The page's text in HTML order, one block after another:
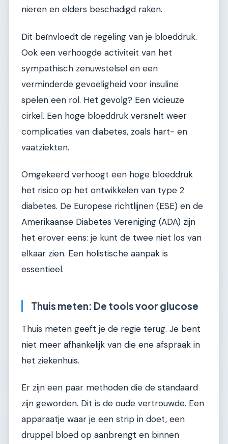
nieren en elders beschadigd raken.
Dit beïnvloedt de regeling van je bloeddruk.
Ook een verhoogde activiteit van het
sympathisch zenuwstelsel en een
verminderde gevoeligheid voor insuline
spelen een rol. Het gevolg? Een vicieuze
cirkel. Een hoge bloeddruk versnelt weer
complicaties van diabetes, zoals hart- en
vaatziekten.
Omgekeerd verhoogt een hoge bloeddruk
het risico op het ontwikkelen van type 2
diabetes. De Europese richtlijnen (ESE) en de
Amerikaanse Diabetes Vereniging (ADA) zijn
het erover eens: je kunt de twee niet los van
elkaar zien. Een holistische aanpak is
essentieel.
Thuis meten: De tools voor glucose
Thuis meten geeft je de regie terug. Je bent
niet meer afhankelijk van die ene afspraak in
het ziekenhuis.
Er zijn een paar methoden die de standaard
zijn geworden. Dit is de oude vertrouwde. Een
apparaatje waar je een strip in doet, een
druppel bloed op aanbrengt en binnen